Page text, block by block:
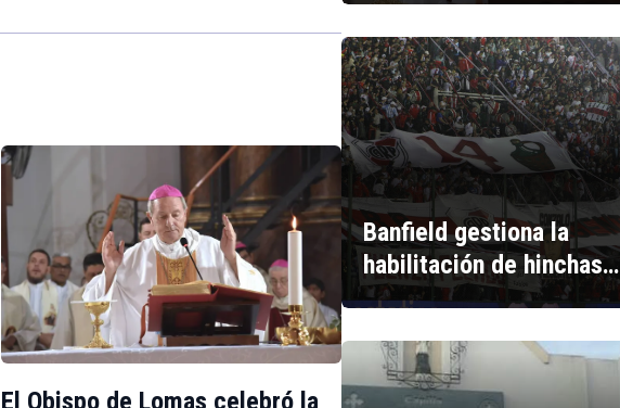
El Obispo de Lomas celebró la
Banfield gestiona la
habilitación de hinchas…